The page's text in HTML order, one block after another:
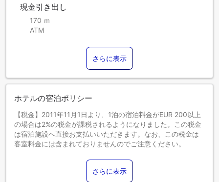
レストラン「Les 3 Dômes」は、7月7日（月）～8月25日
あるブラッスリー「Silk」にて、7月7日～7月31日の間、シェ
フ ジェレミー・ラヴィエによるビストロメニューをランチ12
8月1日～8月25日の間は、「Light Bar」にて19時～22時に営
業いたします。シェフ特製の新メニュー「Le Comptoir du
ービスのランチメニュー（12時～14時）もご利用いただけま
また、7月5日～8月3日の間は、「Silk」にてグルメ朝食ビュ
ッフェをお楽しみいただけます。
なお、ウェルネスエリアは8月1日～8月31日の間、夏季休業
となります。期間中は提携施設にてトリートメントやマッサ
ージ、設備のご利用が可能です。
は、コンシェルジュがご相談を承りますので、お気軽にお申
現金引き出し
170 ｍ
ATM
さらに表示
ホテルの宿泊ポリシー
【税金】2011年11月1日より、1泊の宿泊料金がEUR 200以上
の場合は2%の税金が課税されるようになりました。この税金
は宿泊施設へ直接お支払いいただきます。なお、この税金は
客室料金には含まれておりませんのでご注意ください。
添い寝の場合は宿泊無料です。＜ご注意＞ベビーベッドのご
利用には追加料金が発生する場合があります。また、利用可
さらに表示